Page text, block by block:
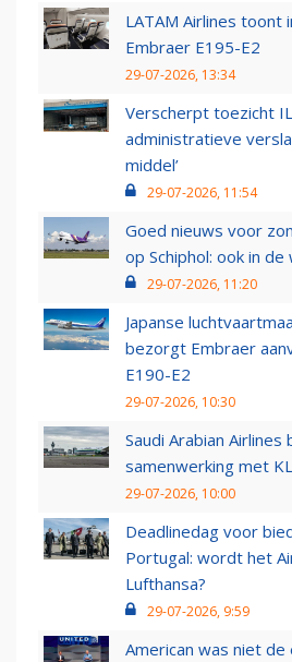
LATAM Airlines toont
Embraer E195-E2
29-07-2026, 13:34
Verscherpt toezicht
administratieve
middel’
29-07-2026, 11:54
Goed nieuws voor
op Schiphol: ook in
29-07-2026, 11:20
Japanse
bezorgt Embraer
E190-E2
29-07-2026, 10:30
Saudi Arabian Airlines
samenwerking met
29-07-2026, 10:00
Deadlinedag voor
Portugal: wordt het
Lufthansa?
29-07-2026, 9:59
American was niet de